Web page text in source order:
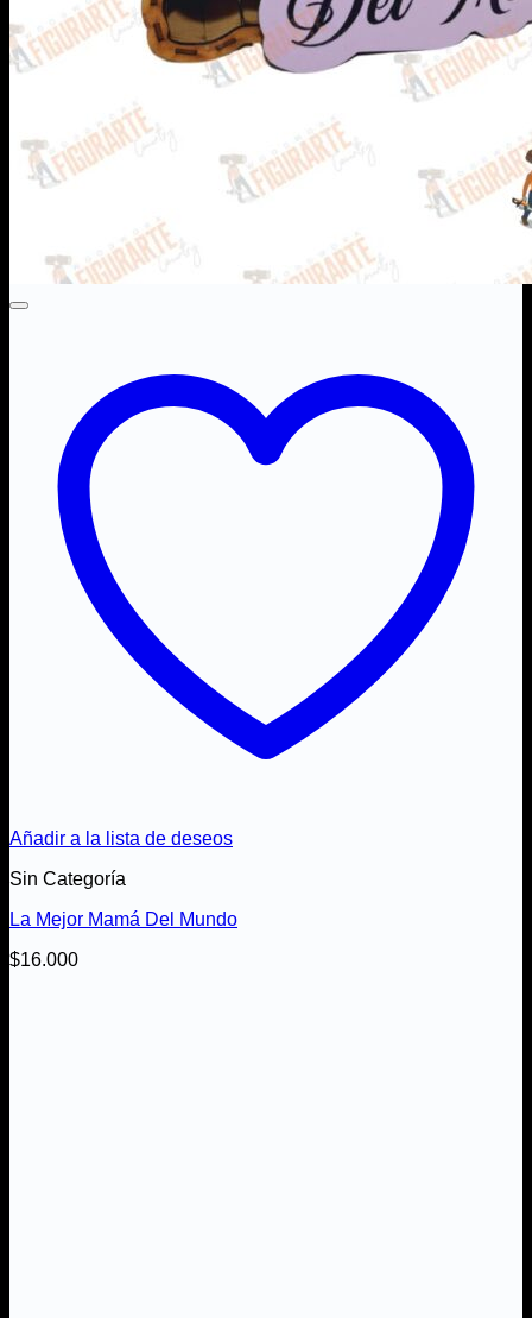
Añadir a la lista de deseos
Sin Categoría
La Mejor Mamá Del Mundo
$16.000